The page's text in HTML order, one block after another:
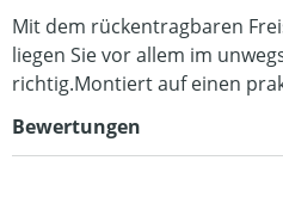
Mit dem rückentragbaren
liegen Sie vor allem im
richtig.Montiert auf einen
Bewertungen